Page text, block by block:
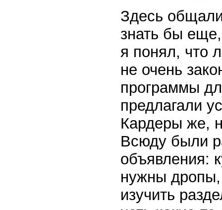
Здесь
знать бы
я понял, что
не очень
программы
предлагали
Кардеры же,
Всюду были
объявления:
нужны
изучить